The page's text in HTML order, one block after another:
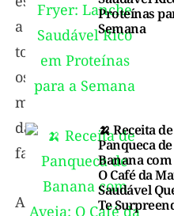
a
todos
os
membros
da
família.
Ao
Proteínas
Semana
🍌 Receita de
Panqueca de
Banana
O Café da
Saudável
Te